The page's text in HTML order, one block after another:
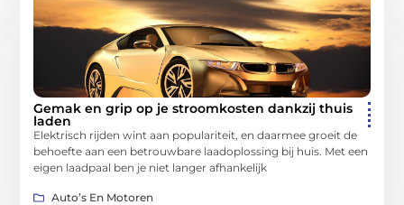
Gemak en grip op je stroomkosten dankzij thuis
laden
Elektrisch rijden wint aan populariteit, en daarmee groeit de
behoefte aan een betrouwbare laadoplossing bij huis. Met een
eigen laadpaal ben je niet langer afhankelijk
Auto’s En Motoren